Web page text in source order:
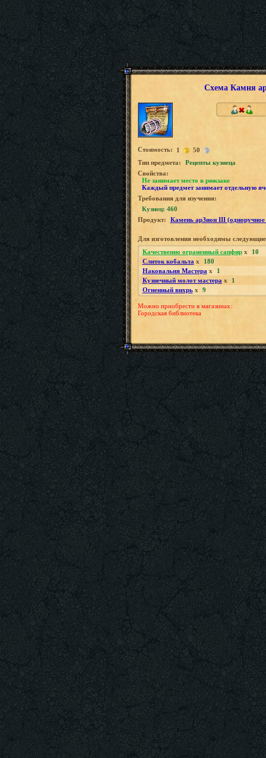
Схема Камня
Стоимость: 1
50
Tип предмета:
Рецепты кузнеца
Свойства:
Не занимает место в рюкзаке
Каждый предмет занимает отдельную
Требования для изучения:
Кузнец: 460
Продукт:
Камень арЗион III
Для изготовления необходимы
Качественно ограненный сапфирx
10
Слиток кобальта x
180
Наковальня Мастера x
1
Кузнечный молот мастера x
1
Огненный вихрьx 9
Можно приобрести в магазинах:
Городская библиотека